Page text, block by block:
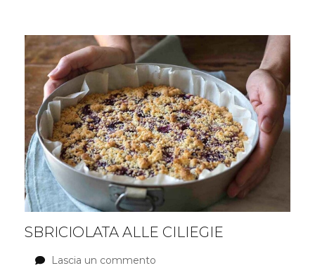
SBRICIOLATA ALLE CILIEGIE
Lascia un commento